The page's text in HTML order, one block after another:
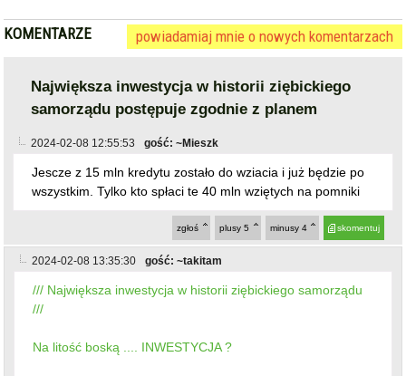
KOMENTARZE powiadamiaj mnie o nowych komentarzach
Największa inwestycja w historii ziębickiego
samorządu postępuje zgodnie z planem
2024-02-08 12:55:53 gość: ~Mieszk
Jescze z 15 mln kredytu zostało do wziacia i już będzie po
wszystkim. Tylko kto spłaci te 40 mln wziętych na pomniki
skomentuj
minusy 4
plusy 5
zgłoś
2024-02-08 13:35:30 gość: ~takitam
/// Największa inwestycja w historii ziębickiego samorządu
///
Na litość boską .... INWESTYCJA ?